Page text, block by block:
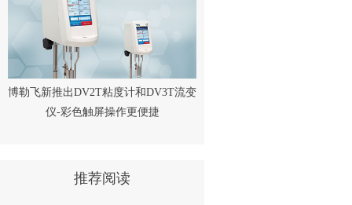
推荐阅读
博勒飞新推出DV2T粘度计和DV3T流变
仪-彩色触屏操作更便捷